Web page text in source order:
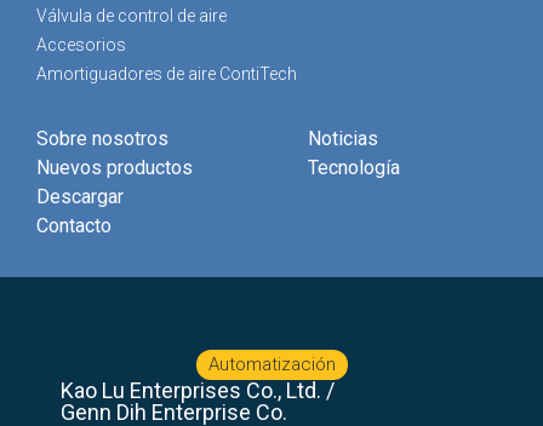
Válvula de control de aire
Accesorios
Amortiguadores de aire ContiTech
Sobre nosotros
Nuevos productos
Descargar
Contacto
Noticias
Tecnología
Automatización
Kao Lu Enterprises Co., Ltd. /
Genn Dih Enterprise Co.